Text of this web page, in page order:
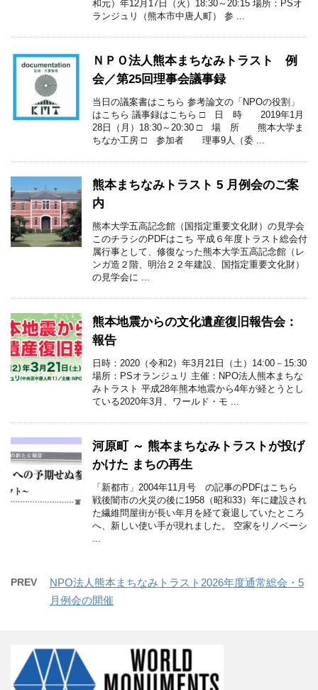
和元）年12月17日（火）18:30～20:15 場所：PSオ
ランジュリ（熊本市中唐人町） 参 ...
ＮＰＯ法人熊本まちなみトラスト 例
会／第25回理事会議事録
当日の議案書はこちら 参考論文の「NPOの役割」
はこちら 議事録はこちら □ 日 時 2019年1月
28日（月）18:30～20:30 □ 場 所 熊本大学ま
ちなか工房 □ 参加者 理事9人（委 ...
熊本まちなみトラスト 5 月例会のご案
内
熊本大学五高記念館（国指定重要文化財）の見学会
このチラシのPDFはこち 平成６年度トラスト総会付
属行事として、修復なった熊本大学五高記念館（レ
ンガ造２階、明治２２年建設、国指定重要文化財）
の見学会に ...
熊本地震からの文化遺産復旧報告会：
報告
日時：2020（令和2）年3月21日（土）14:00－15:30
場所：PSオランジュリ 主催：NPO法人熊本まちな
みトラスト 平成28年熊本地震から4年が経とうとし
ている2020年3月、ワールド・モ ...
河原町 ～ 熊本まちなみトラストが投げ
かけた まちの再生
「新都市」2004年11月号 の記事のPDFはこちら
戦後闇市の火災の後に1958（昭和33）年に建設され
た繊維問屋街が長い年月を経て衰退していたところ
へ、新しい使い手が現れました。 空家をリノベーシ
PREV
NPO法人熊本まちなみトラスト2026年度通常総会・5
月例会の開催